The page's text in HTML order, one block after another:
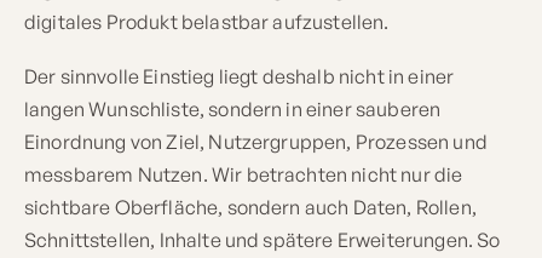
digitales Produkt belastbar aufzustellen.
Der sinnvolle Einstieg liegt deshalb nicht in einer
langen Wunschliste, sondern in einer sauberen
Einordnung von Ziel, Nutzergruppen, Prozessen und
messbarem Nutzen. Wir betrachten nicht nur die
sichtbare Oberfläche, sondern auch Daten, Rollen,
Schnittstellen, Inhalte und spätere Erweiterungen. So